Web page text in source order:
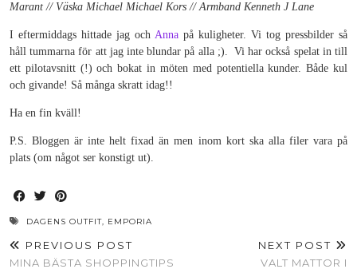
Marant // Väska Michael Michael Kors // Armband Kenneth J Lane
I eftermiddags hittade jag och Anna på kuligheter. Vi tog pressbilder så
håll tummarna för att jag inte blundar på alla ;). Vi har också spelat in till
ett pilotavsnitt (!) och bokat in möten med potentiella kunder. Både kul
och givande! Så många skratt idag!!
Ha en fin kväll!
P.S. Bloggen är inte helt fixad än men inom kort ska alla filer vara på
plats (om något ser konstigt ut).
DAGENS OUTFIT, EMPORIA
PREVIOUS POST
MINA BÄSTA SHOPPINGTIPS
NEXT POST
VALT MATTOR I